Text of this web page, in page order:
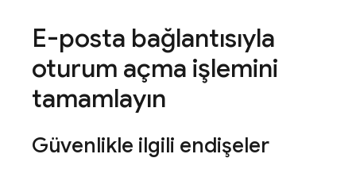
E-posta bağlantısıyla
oturum açma işlemini
tamamlayın
Güvenlikle ilgili endişeler